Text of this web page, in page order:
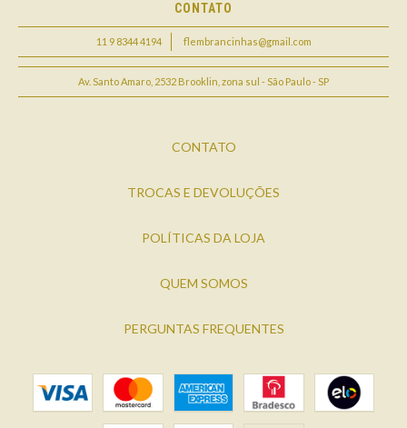
CONTATO
11 9 8344 4194 flembrancinhas@gmail.com
Av. Santo Amaro, 2532 Brooklin, zona sul - São Paulo - SP
CONTATO
TROCAS E DEVOLUÇÕES
POLÍTICAS DA LOJA
QUEM SOMOS
PERGUNTAS FREQUENTES